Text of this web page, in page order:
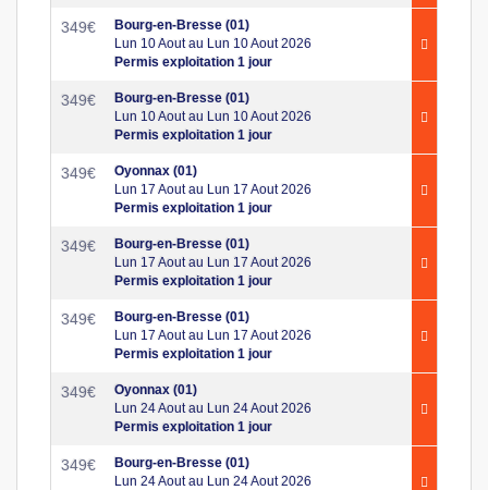
349€
Bourg-en-Bresse (01)
Lun 10 Aout au Lun 10 Aout 2026
Permis exploitation 1 jour
349€
Bourg-en-Bresse (01)
Lun 10 Aout au Lun 10 Aout 2026
Permis exploitation 1 jour
349€
Oyonnax (01)
Lun 17 Aout au Lun 17 Aout 2026
Permis exploitation 1 jour
349€
Bourg-en-Bresse (01)
Lun 17 Aout au Lun 17 Aout 2026
Permis exploitation 1 jour
349€
Bourg-en-Bresse (01)
Lun 17 Aout au Lun 17 Aout 2026
Permis exploitation 1 jour
349€
Oyonnax (01)
Lun 24 Aout au Lun 24 Aout 2026
Permis exploitation 1 jour
349€
Bourg-en-Bresse (01)
Lun 24 Aout au Lun 24 Aout 2026